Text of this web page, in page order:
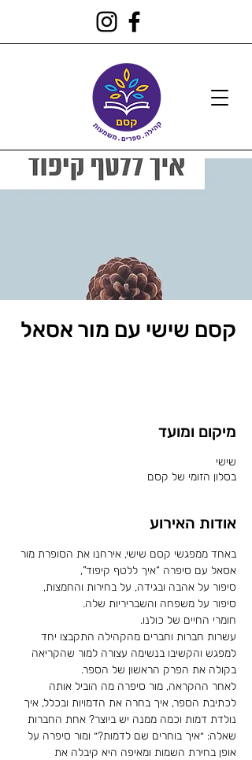
קסם שישי עם מור אסאל
מיקום ומועד
שישי
בסלון הזומי של קסם
אודות האירוע
באחד ממפגשי קסם שישי, אירחנו את הסופרת מור
אסאל עם סיפרה “איך ללטף קיפוד”,
סיפור על אהבה ובגידה, על בחירות והחמצות,
סיפור על משפחה והשבריריות שלה.
חומרי החיים של כולנו.
עשרות חברות וחברים מהקהילה התקבצו יחד
למפגש והקשיבו בנשימה עצורה למור שהקריאה
בקולה את הפרק הראשון של הספר.
לאחר ההקראה, מור סיפרה מה הוביל אותה
לכתיבת הספר, איך בחרה את הדמויות ובכלל, איך
נולדת דמות וכמה ממנה יש ביוצר? אחת החברות
שאלה: ״איך בוחרים שם לדמות?״ ומור סיפרה על
אופן בחירת השמות ומאיפה היא קיבלה את